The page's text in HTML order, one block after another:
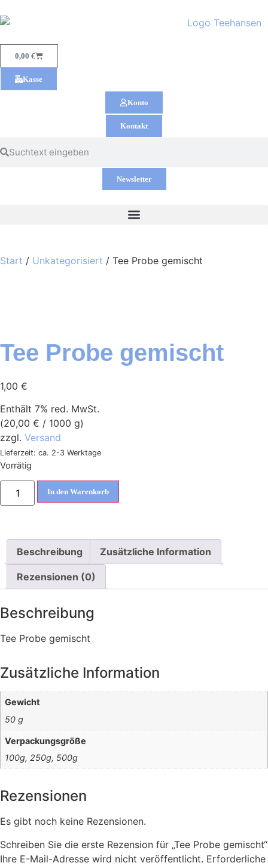
0,00 €
Kasse
Konto
Kontakt
Newsletter
Start / Unkategorisiert / Tee Probe gemischt
Tee Probe gemischt
1,00 €
Enthält 7% red. MwSt.
(20,00 € / 1000 g)
zzgl. Versand
Lieferzeit: ca. 2-3 Werktage
Vorrätig
In den Warenkorb
Beschreibung Zusätzliche Information
Rezensionen (0)
Beschreibung
Tee Probe gemischt
Zusätzliche Information
Gewicht
50 g
Verpackungsgröße
100g, 250g, 500g
Rezensionen
Es gibt noch keine Rezensionen.
Schreiben Sie die erste Rezension für „Tee Probe gemischt“
Ihre E-Mail-Adresse wird nicht veröffentlicht. Erforderliche